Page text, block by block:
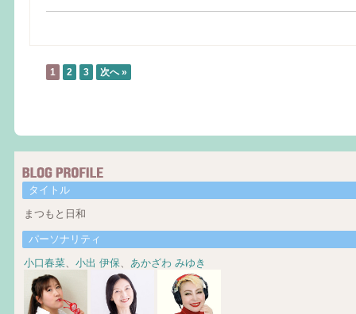
1 2 3 次へ »
タイトル
まつもと日和
パーソナリティ
小口春菜
小出 伊保 あかざわ みゆき